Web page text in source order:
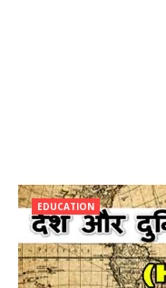
EDUCATION